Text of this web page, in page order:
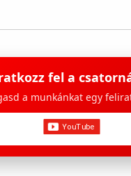
fel a
a munkánkat egy